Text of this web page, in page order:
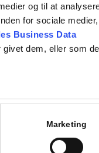
og til at
for sociale medier,
Business Data
dem, eller som
Marketing
Rødovre |
Om os
RenEksperterne er
det kommer til
facility